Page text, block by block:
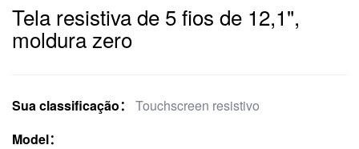
Tela resistiva de 5 fios de 12,1",
moldura zero
Sua classificação：
Touchscreen resistivo
Model：